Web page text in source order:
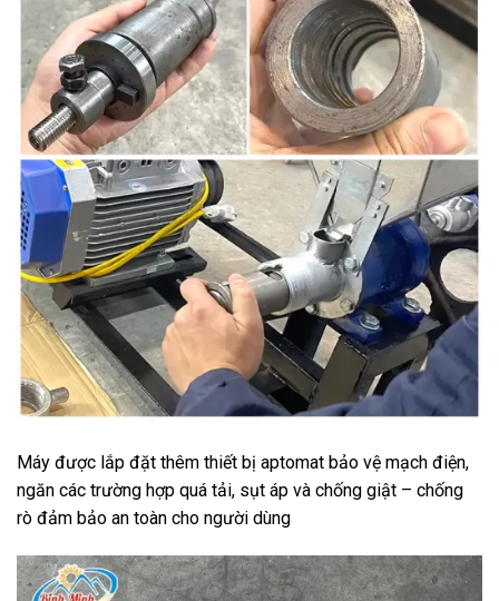
Máy được lắp đặt thêm thiết bị aptomat bảo vệ mạch điện,
ngăn các trường hợp quá tải, sụt áp và chống giật – chống
rò đảm bảo an toàn cho người dùng